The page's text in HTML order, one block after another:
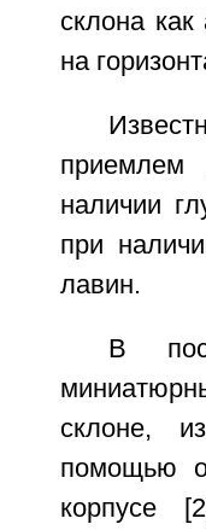
склона
на
приемлем
наличии
при
лавин.
В
склоне,
помощью
корпусе